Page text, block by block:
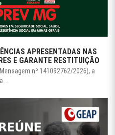
APRESENTADAS NAS
E GARANTE RESTITUIÇÃO
nº 141092762/2026), a